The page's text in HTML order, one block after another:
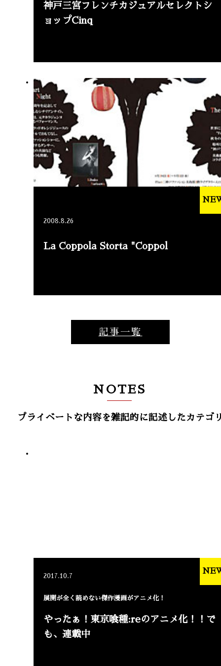
神戸三宮フレンチカジュアルセレクトシ
ョップCinq
2008.8.26
La Coppola Storta "Coppol
記事一覧
NOTES
プライベートな内容を雑記的に記述したカテゴ
2017.10.7
展開が全く読めない傑作漫画がアニメ化！
やったぁ！東京喰種:reのアニメ化！！で
も、連載中